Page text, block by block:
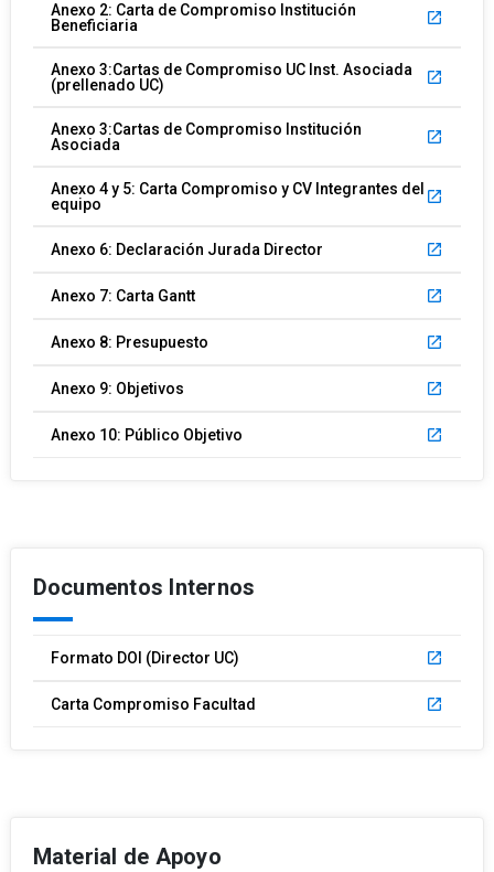
Anexo 2: Carta de Compromiso Institución
Beneficiaria
launch
Anexo 3:Cartas de Compromiso UC Inst. Asociada
(prellenado UC)
launch
Anexo 3:Cartas de Compromiso Institución
Asociada
launch
Anexo 4 y 5: Carta Compromiso y CV Integrantes del
equipo
launch
Anexo 6: Declaración Jurada Director launch
Anexo 7: Carta Gantt launch
Anexo 8: Presupuesto launch
Anexo 9: Objetivos launch
Anexo 10: Público Objetivo launch
Documentos Internos
Formato DOI (Director UC) launch
Carta Compromiso Facultad launch
Material de Apoyo